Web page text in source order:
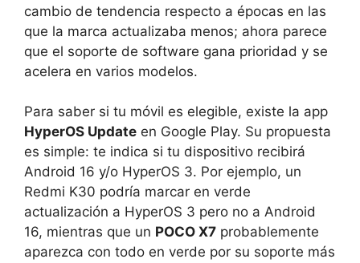
cambio de tendencia respecto a épocas en las
que la marca actualizaba menos; ahora parece
que el soporte de software gana prioridad y se
acelera en varios modelos.
Para saber si tu móvil es elegible, existe la app
HyperOS Update en Google Play. Su propuesta
es simple: te indica si tu dispositivo recibirá
Android 16 y/o HyperOS 3. Por ejemplo, un
Redmi K30 podría marcar en verde
actualización a HyperOS 3 pero no a Android
16, mientras que un POCO X7 probablemente
aparezca con todo en verde por su soporte más